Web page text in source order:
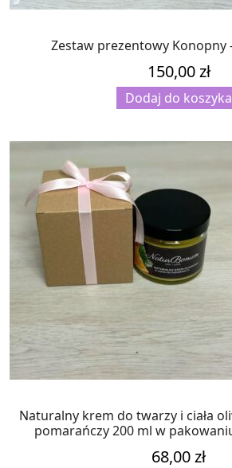
Zestaw prezentowy Konopny
150,00zł
Dodaj do koszyka
Naturalny krem do twarzy i ciała
pomarańczy 200 ml w
68,00zł